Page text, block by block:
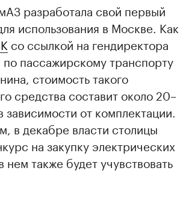
разработала свой первый
использования в Москве. Как
со ссылкой на гендиректора
пассажирскому транспорту
стоимость такого
средства составит около 20–
от комплектации.
в декабре власти столицы
на закупку электрических
нем также будет учувствовать